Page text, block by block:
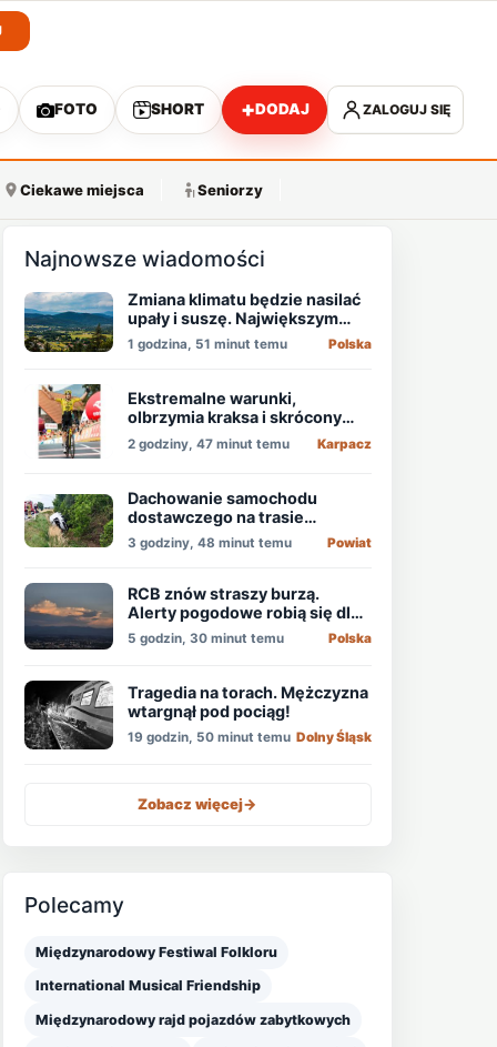
FOTO SHORT +DODAJ ZALOGUJ SIĘ
Ciekawe miejsca Seniorzy
Najnowsze wiadomości
Zmiana klimatu będzie nasilać
upały i suszę. Największym
zagrożeniem jest niedobór
wody
1 godzina, 51 minut temu Polska
Ekstremalne warunki,
olbrzymia kraksa i skrócony
etap, który padł łupem
Holendra!
2 godziny, 47 minut temu Karpacz
Dachowanie samochodu
dostawczego na trasie
Świdnica - Wrocław
3 godziny, 48 minut temu Powiat
RCB znów straszy burzą.
Alerty pogodowe robią się dla
niektórych nudne
5 godzin, 30 minut temu Polska
Tragedia na torach. Mężczyzna
wtargnął pod pociąg!
19 godzin, 50 minut temu Dolny Śląsk
Zobacz więcej->
Polecamy
Międzynarodowy Festiwal Folkloru
International Musical Friendship
Międzynarodowy rajd pojazdów zabytkowych